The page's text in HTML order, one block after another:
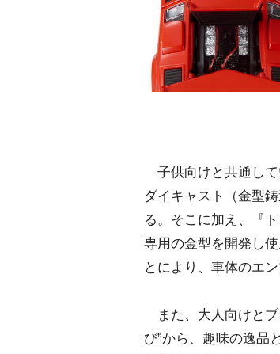
子供向けと共通して
ダイキャスト（金型
る。そこに加え、『
専用の金型を開発し
とにより、車体のエ
また、大人向けとブ
び”から、趣味の逸品